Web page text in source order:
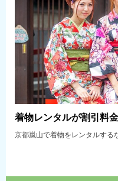
着物レンタルが割引料金
京都嵐山で着物をレンタルす